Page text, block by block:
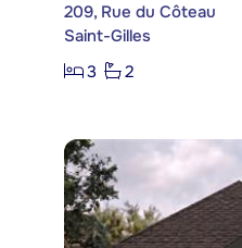
209, Rue du Côteau
Saint-Gilles
3
2